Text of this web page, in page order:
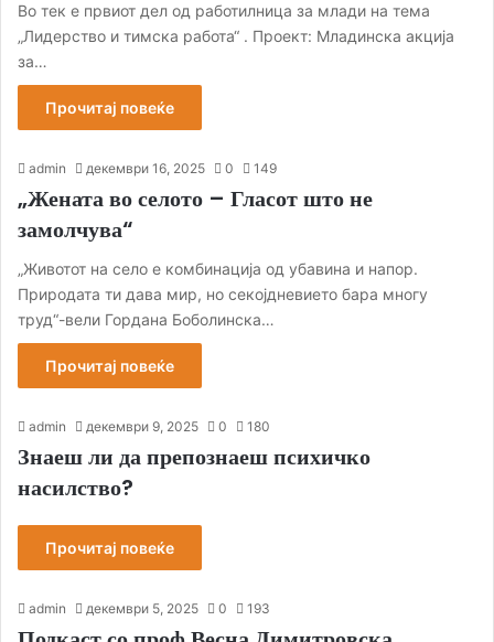
Во тек е првиот дел од работилница за млади на тема
„Лидерство и тимска работа“ . Проект: Младинска акција
за…
Прочитај повеќе
admin декември 16, 2025 0 149
„Жената во селото – Гласот што не
замолчува“
„Животот на село е комбинација од убавина и напор.
Природата ти дава мир, но секојдневието бара многу
труд“-вели Гордана Боболинска…
Прочитај повеќе
admin декември 9, 2025 0 180
Знаеш ли да препознаеш психичко
насилство?
Прочитај повеќе
admin декември 5, 2025 0 193